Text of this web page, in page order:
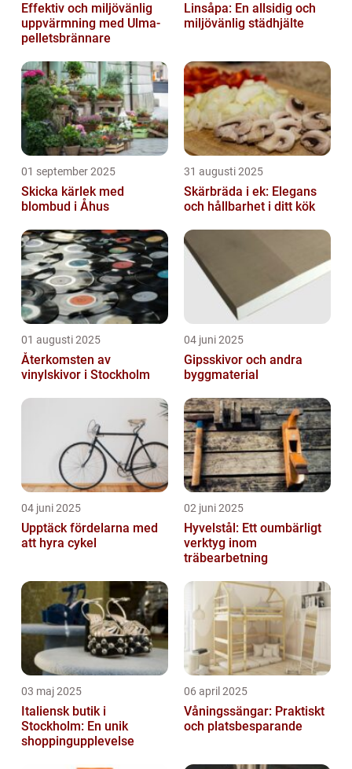
Effektiv och miljövänlig
uppvärmning med Ulma-
pelletsbrännare
Linsåpa: En allsidig och
miljövänlig städhjälte
01 september 2025
Skicka kärlek med
blombud i Åhus
31 augusti 2025
Skärbräda i ek: Elegans
och hållbarhet i ditt kök
01 augusti 2025
Återkomsten av
vinylskivor i Stockholm
04 juni 2025
Gipsskivor och andra
byggmaterial
04 juni 2025
Upptäck fördelarna med
att hyra cykel
02 juni 2025
Hyvelstål: Ett oumbärligt
verktyg inom
träbearbetning
03 maj 2025
Italiensk butik i
Stockholm: En unik
shoppingupplevelse
06 april 2025
Våningssängar: Praktiskt
och platsbesparande